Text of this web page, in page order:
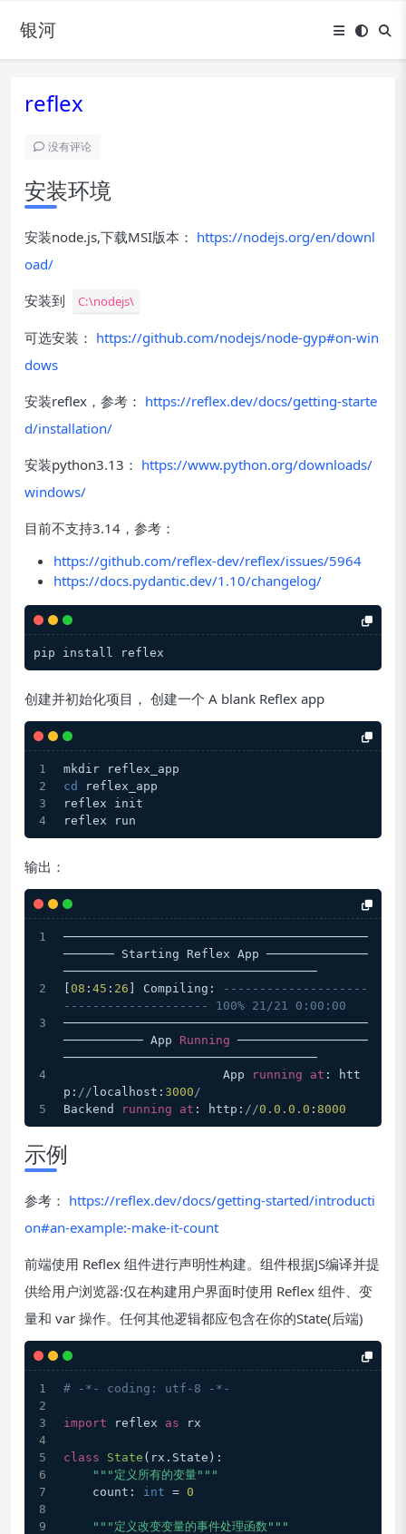
银河
reflex
没有评论
安装环境
安装node.js,下载MSI版本： https://nodejs.org/en/downl
oad/
安装到
C:\nodejs\
可选安装： https://github.com/nodejs/node-gyp#on-win
dows
安装reflex，参考： https://reflex.dev/docs/getting-starte
d/installation/
安装python3.13： https://www.python.org/downloads/
windows/
目前不支持3.14，参考：
https://github.com/reflex-dev/reflex/issues/5964
https://docs.pydantic.dev/1.10/changelog/
创建并初始化项目， 创建一个 A blank Reflex app
mkdir reflex_app
cd
reflex_app
reflex init
reflex run
输出：
──────────────────────────────────────────
─────── Starting Reflex App ──────────────
───────────────────────────────────
08 : 45 : 26 ] Compiling:
--------------------
-------------------- 100% 21/21 0:00:00
──────────────────────────────────────────
─────────── App Running ──────────────────
───────────────────────────────────
                      App
running at : htt
p: // localhost: 3000/
Backend
running at : http: //0.0 .0 .0 : 8000
示例
参考： https://reflex.dev/docs/getting-started/introducti
on#an-example:-make-it-count
前端使用 Reflex 组件进行声明性构建。组件根据JS编译并提
供给用户浏览器:仅在构建用户界面时使用 Reflex 组件、变
量和 var 操作。任何其他逻辑都应包含在你的State(后端)
# -*- coding: utf-8 -*-
import reflex as rx
class State (rx.State):
"""定义所有的变量"""
    count:
int = 0
"""定义改变变量的事件处理函数"""